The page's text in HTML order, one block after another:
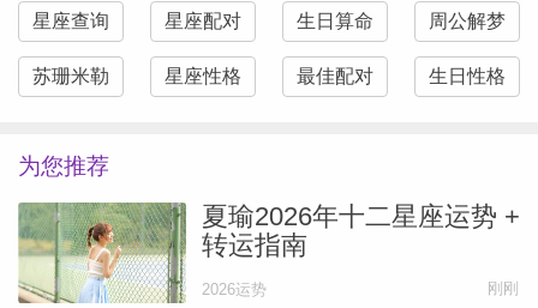
星座查询 星座配对 生日算命 周公解梦
苏珊米勒 星座性格 最佳配对 生日性格
为您推荐
夏瑜2026年十二星座运势 +
转运指南
2026运势 刚刚